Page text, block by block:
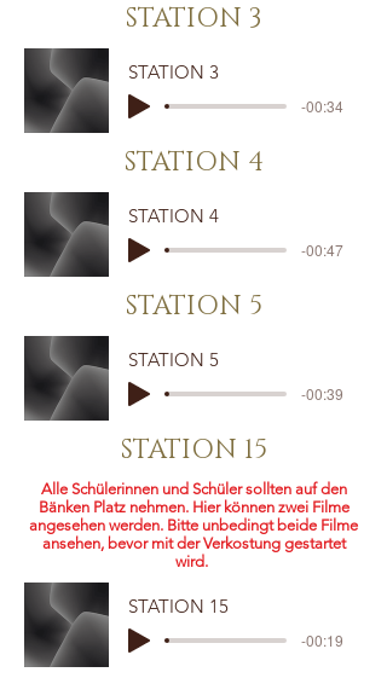
STATION 3
STATION 3
-00:34
STATION 4
STATION 4
-00:47
STATION 5
STATION 5
-00:39
STATION 15
Alle Schülerinnen und Schüler sollten auf den
Bänken Platz nehmen. Hier können zwei Filme
angesehen werden. Bitte unbedingt beide Filme
ansehen, bevor mit der Verkostung gestartet
wird.
STATION 15
-00:19